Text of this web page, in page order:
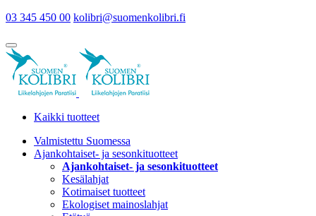
03 345 450 00 kolibri@suomenkolibri.fi
Kaikki tuotteet
Valmistettu Suomessa
Ajankohtaiset- ja sesonkituotteet
Ajankohtaiset- ja sesonkituotteet
Kesälahjat
Kotimaiset tuotteet
Ekologiset mainoslahjat